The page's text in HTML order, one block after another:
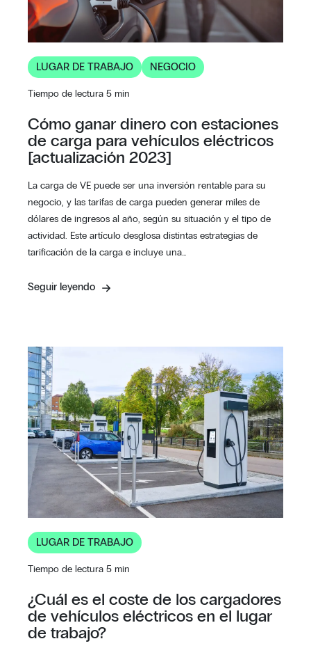
LUGAR DE TRABAJO NEGOCIO
Tiempo de lectura 5 min
Cómo ganar dinero con estaciones
de carga para vehículos eléctricos
[actualización 2023]
La carga de VE puede ser una inversión rentable para su
negocio, y las tarifas de carga pueden generar miles de
dólares de ingresos al año, según su situación y el tipo de
actividad. Este artículo desglosa distintas estrategias de
tarificación de la carga e incluye una…
Seguir leyendo
LUGAR DE TRABAJO
Tiempo de lectura 5 min
¿Cuál es el coste de los cargadores
de vehículos eléctricos en el lugar
de trabajo?